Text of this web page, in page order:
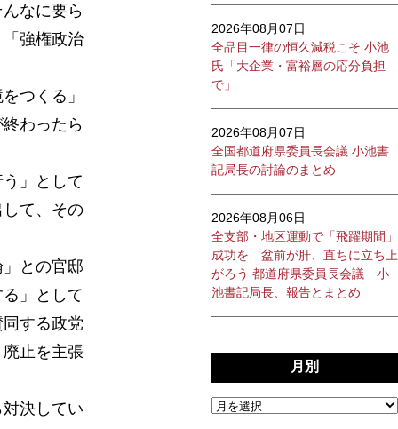
なに要ら
強権政治
つくる」
わったら
」として
て、その
との官邸
」として
する政党
止を主張
決してい
2026年08月07日
全品目一律の恒久減税こそ 小池
氏「大企業・富裕層の応分負担
で」
2026年08月07日
全国都道府県委員長会議 小池書
記局長の討論のまとめ
2026年08月06日
全支部・地区運動で「飛躍期間」
成功を 盆前が肝、直ちに立ち上
がろう 都道府県委員長会議 小
池書記局長、報告とまとめ
月別